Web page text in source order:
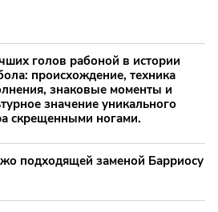
голов рабоной в истории
происхождение, техника
знаковые моменты и
значение уникального
скрещенными ногами.
подходящей заменой Барриосу